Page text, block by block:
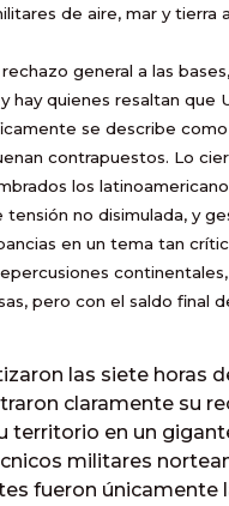
de aire, mar y
general a las
hay quienes resaltan que
se describe como
contrapuestos. Lo
los
no disimulada, y
en un tema tan
pero con el saldo final
las siete horas
claramente su
territorio en un
militares
fueron únicamente